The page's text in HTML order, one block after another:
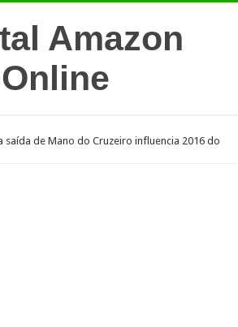
saída de Mano do Cruzeiro influencia 2016 do